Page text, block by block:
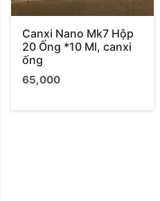
Canxi Nano Mk7 Hộp
20 Ống *10 Ml, canxi
ống
65,000